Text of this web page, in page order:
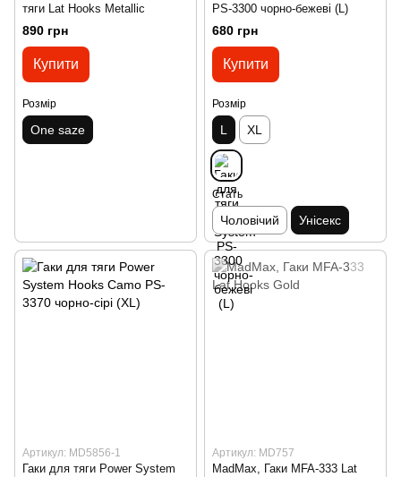
тяги Lat Hooks Metallic
890 грн
Купити
Розмір
One saze
PS-3300 чорно-бежеві (L)
680 грн
Купити
Розмір
L XL
Стать
Чоловічий Унісекс
Артикул: MD5856-1
Гаки для тяги Power System
Артикул: MD757
MadMax, Гаки MFA-333 Lat